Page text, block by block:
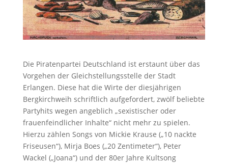
Die Piratenpartei Deutschland ist erstaunt über das
Vorgehen der Gleichstellungsstelle der Stadt
Erlangen. Diese hat die Wirte der diesjährigen
Bergkirchweih schriftlich aufgefordert, zwölf beliebte
Partyhits wegen angeblich „sexistischer oder
frauenfeindlicher Inhalte“ nicht mehr zu spielen.
Hierzu zählen Songs von Mickie Krause („10 nackte
Friseusen“), Mirja Boes („20 Zentimeter“), Peter
Wackel („Joana“) und der 80er Jahre Kultsong